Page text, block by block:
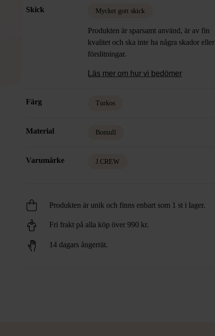
Skick Mycket gott skick
Produkten är sparsamt använd, är av fin
kvalitet och ska inte ha några skador eller
förslitningar.
Läs mer om hur vi bedömer
Färg Turkos
Material Bomull
Varumärke J.CREW
Produkten är unik och finns enbart som 1 st i lager.
Fri frakt på alla köp över 990 kr.
14 dagars ångerrät.